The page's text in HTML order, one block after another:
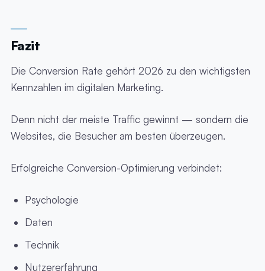
Fazit
Die Conversion Rate gehört 2026 zu den wichtigsten
Kennzahlen im digitalen Marketing.
Denn nicht der meiste Traffic gewinnt — sondern die
Websites, die Besucher am besten überzeugen.
Erfolgreiche Conversion-Optimierung verbindet:
Psychologie
Daten
Technik
Nutzererfahrung